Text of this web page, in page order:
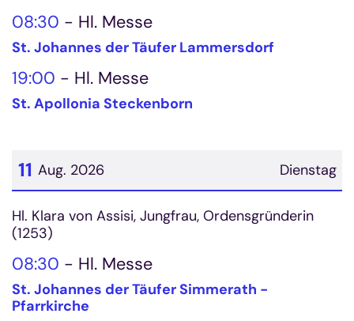
08:30 Hl. Messe
St. Johannes der Täufer Lammersdorf
19:00 Hl. Messe
St. Apollonia Steckenborn
Dienstag
11 Aug. 2026
Datum: 11. August 2026
Hl. Klara von Assisi, Jungfrau, Ordensgründerin
(1253)
08:30 Hl. Messe
St. Johannes der Täufer Simmerath -
Pfarrkirche